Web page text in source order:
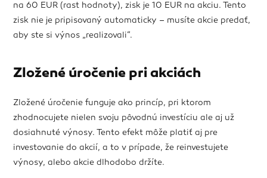
na 60 EUR (rast hodnoty), zisk je 10 EUR na akciu. Tento
zisk nie je pripisovaný automaticky – musíte akcie predať,
aby ste si výnos „realizovali“.
Zložené úročenie pri akciách
Zložené úročenie funguje ako princíp, pri ktorom
zhodnocujete nielen svoju pôvodnú investíciu ale aj už
dosiahnuté výnosy. Tento efekt môže platiť aj pre
investovanie do akcií, a to v prípade, že reinvestujete
výnosy, alebo akcie dlhodobo držíte.